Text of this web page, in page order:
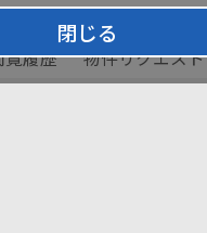
覧履歴 物件リクエスト
閉じる